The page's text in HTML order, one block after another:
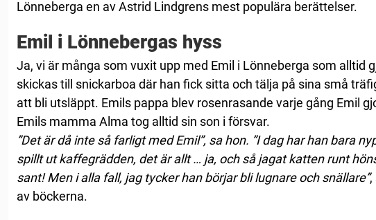
Lönneberga en av Astrid Lindgrens mest populära berättelser.
Emil i Lönnebergas hyss
Ja, vi är många som vuxit upp med Emil i Lönneberga som alltid
skickas till snickarboa där han fick sitta och tälja på sina små
att bli utsläppt. Emils pappa blev rosenrasande varje gång Emil
Emils mamma Alma tog alltid sin son i försvar.
”Det är då inte så farligt med Emil”, sa hon. ”I dag har han bara
spillt ut kaffegrädden, det är allt … ja, och så jagat katten runt
sant! Men i alla fall, jag tycker han börjar bli lugnare och snällare”,
av böckerna.